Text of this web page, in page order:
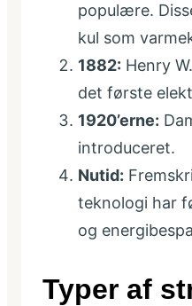
populære.
kul som
1882: Henry
det første
1920’erne:
introduceret.
Nutid:
teknologi har
og
Typer af